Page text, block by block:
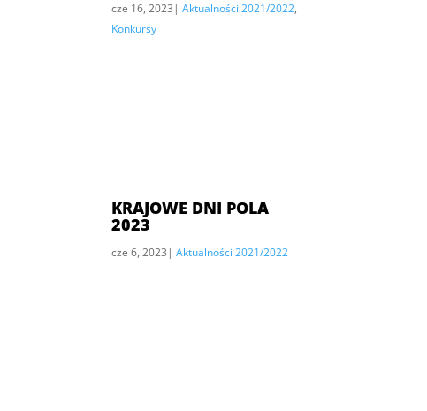
cze 16, 2023 | Aktualności 2021/2022,
Konkursy
KRAJOWE DNI POLA
2023
cze 6, 2023 | Aktualności 2021/2022